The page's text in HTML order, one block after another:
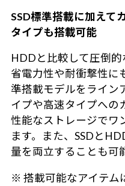
SSD標準搭載に加えて
タイプも搭載可能
HDDと比較して圧倒的
省電力性や耐衝撃性に
準搭載モデルをライン
イプや高速タイプへの
性能なストレージでワ
ます。また、SSDと
量を両立することも可
※ 搭載可能なアイテム